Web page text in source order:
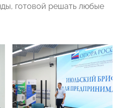
готовой решать любые